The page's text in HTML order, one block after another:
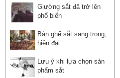
Giường sắt đã trở lên
phổ biến
Bàn ghế sắt sang trọng,
hiện đại
Lưu ý khi lựa chọn sản
phẩm sắt